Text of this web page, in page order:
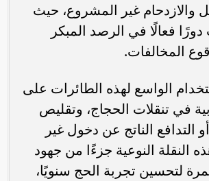
والازدحام غير المشروع، حيث
فعالًا في الرصد المبكر
المخالفات.
الواسع لهذه الطائرات على
في تنقلات الحجاج، وتقليص
التدافع الناتج عن دخول غير
النقلة النوعية جزءًا من جهود
لتحسين تجربة الحج سنويًا،